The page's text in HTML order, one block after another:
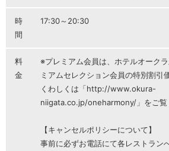
時
間
17:30～20:30
料
金
※プレミアム会員は、ホテルオーク
ミアムセレクション会員の特別割引
くわしくは「http://www.okura-
niigata.co.jp/oneharmony/」をご覧
【キャンセルポリシーについて】
事前に必ずお電話にて各レストラン